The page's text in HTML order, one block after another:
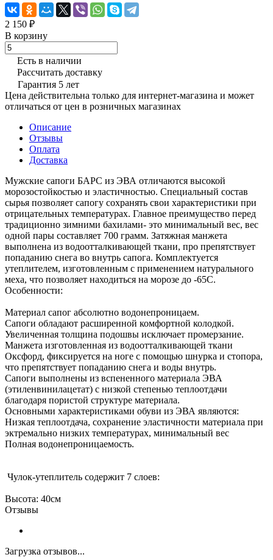
2 150 ₽
В корзину
Есть в наличии
Рассчитать доставку
Гарантия 5 лет
Цена действительна только для интернет-магазина и может
отличаться от цен в розничных магазинах
Описание
Отзывы
Оплата
Доставка
Мужские сапоги БАРС из ЭВА отличаются высокой
морозостойкостью и эластичностью. Специальный состав
сырья позволяет сапогу сохранять свои характеристики при
отрицательных температурах. Главное преимущество перед
традиционно зимними бахилами- это минимальный вес, вес
одной пары составляет 700 грамм. Затяжная манжета
выполнена из водоотталкивающей ткани, про препятствует
попаданию снега во внутрь сапога. Комплектуется
утеплителем, изготовленным с применением натурального
меха, что позволяет находиться на морозе до -65С.
Особенности:
Материал сапог абсолютно водонепроницаем.
Сапоги обладают расширенной комфортной колодкой.
Увеличенная толщина подошвы исключает промерзание.
Манжета изготовленная из водоотталкивающей ткани
Оксфорд, фиксируется на ноге с помощью шнурка и стопора,
что препятствует попаданию снега и воды внутрь.
Сапоги выполнены из вспененного материала ЭВА
(этиленвинилацетат) с низкой степенью теплоотдачи
благодаря пористой структуре материала.
Основными характеристиками обуви из ЭВА являются:
Низкая теплоотдача, сохранение эластичности материала при
эктремально низких температурах, минимальный вес
Полная водонепроницаемость.
Чулок-утеплитель содержит 7 слоев:
Высота: 40см
Отзывы
Загрузка отзывов...